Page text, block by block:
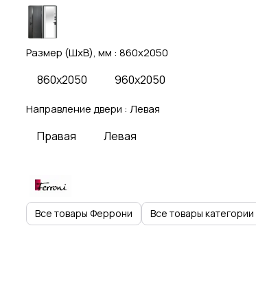
Размер (ШхВ), мм : 860x2050
860x2050 960x2050
Направление двери : Левая
Правая Левая
Все товары Феррони Все товары категории